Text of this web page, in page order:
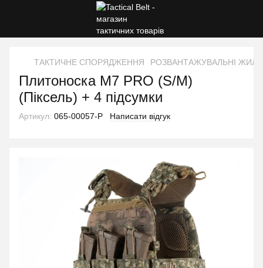
ТАКТИЧНЕ СПОРЯДЖЕННЯ РОЗВАНТАЖУВАЛЬНІ
Плитоноска М7 PRO (S/M)
(Піксель) + 4 підсумки
Артикул: 065-00057-P Написати відгук